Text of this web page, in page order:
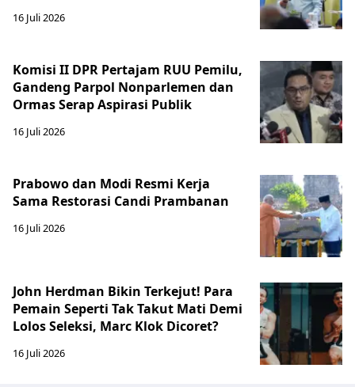
16 Juli 2026
Komisi II DPR Pertajam RUU Pemilu,
Gandeng Parpol Nonparlemen dan
Ormas Serap Aspirasi Publik
16 Juli 2026
Prabowo dan Modi Resmi Kerja
Sama Restorasi Candi Prambanan
16 Juli 2026
John Herdman Bikin Terkejut! Para
Pemain Seperti Tak Takut Mati Demi
Lolos Seleksi, Marc Klok Dicoret?
16 Juli 2026